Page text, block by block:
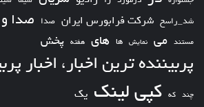
شد_راسخ شرکت فرابورس ایران صدا صدا
مستند می نمایش ها های هفته پخش
پربیننده ترین اخبار، اخبار
چند که کپی لینک یک